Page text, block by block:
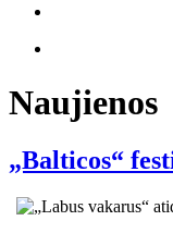
Naujienos
„Balticos“